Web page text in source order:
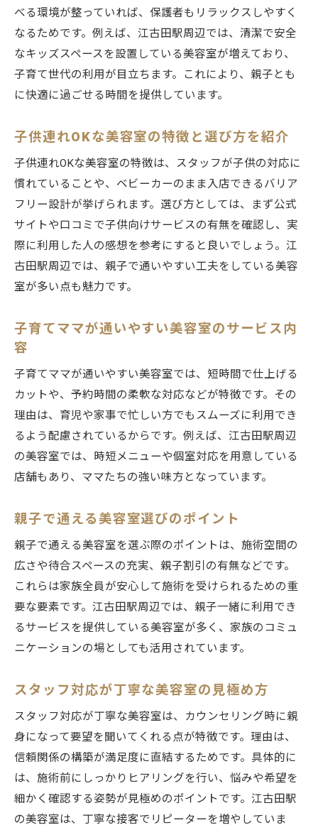
べる環境が整っていれば、保護者もリラックスしやすく
なるためです。例えば、江古田駅周辺では、清潔で安全
なキッズスペースを設置している美容室が増えており、
子育て世代の利用が目立ちます。これにより、親子とも
に快適に過ごせる時間を提供しています。
子供連れOKな美容室の特徴と選び方を紹介
子供連れOKな美容室の特徴は、スタッフが子供の対応に
慣れていることや、ベビーカーのまま入店できるバリア
フリー設計が挙げられます。選び方としては、まず公式
サイトや口コミで子供向けサービスの有無を確認し、実
際に利用した人の感想を参考にすると良いでしょう。江
古田駅周辺では、親子で通いやすい工夫をしている美容
室が多い点も魅力です。
子育てママが通いやすい美容室のサービス内
容
子育てママが通いやすい美容室では、短時間で仕上げる
カットや、予約時間の柔軟な対応などが特徴です。その
理由は、育児や家事で忙しい方でもスムーズに利用でき
るよう配慮されているからです。例えば、江古田駅周辺
の美容室では、時短メニューや個室対応を用意している
店舗もあり、ママたちの強い味方となっています。
親子で通える美容室選びのポイント
親子で通える美容室を選ぶ際のポイントは、施術空間の
広さや待合スペースの充実、親子割引の有無などです。
これらは家族全員が安心して施術を受けられるための重
要な要素です。江古田駅周辺では、親子一緒に利用でき
るサービスを提供している美容室が多く、家族のコミュ
ニケーションの場としても活用されています。
スタッフ対応が丁寧な美容室の見極め方
スタッフ対応が丁寧な美容室は、カウンセリング時に親
身になって要望を聞いてくれる点が特徴です。理由は、
信頼関係の構築が満足度に直結するためです。具体的に
は、施術前にしっかりヒアリングを行い、悩みや希望を
細かく確認する姿勢が見極めのポイントです。江古田駅
の美容室は、丁寧な接客でリピーターを増やしていま